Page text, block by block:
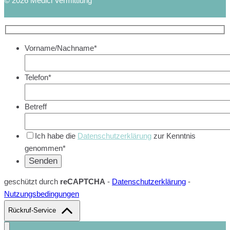
Vorname/Nachname*
Telefon*
Betreff
Ich habe die Datenschutzerklärung zur Kenntnis
genommen*
geschützt durch reCAPTCHA - Datenschutzerklärung -
Nutzungsbedingungen
Rückruf-Service